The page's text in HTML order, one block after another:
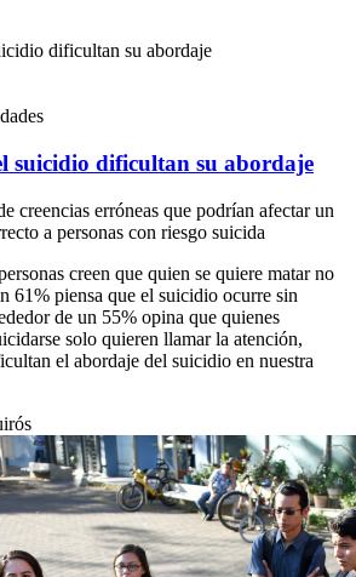
dificultan su abordaje
suicidio dificultan su abordaje
creencias erróneas que podrían afectar un
a personas con riesgo suicida
creen que quien se quiere matar no
61% piensa que el suicidio ocurre sin
de un 55% opina que quienes
solo quieren llamar la atención,
el abordaje del suicidio en nuestra